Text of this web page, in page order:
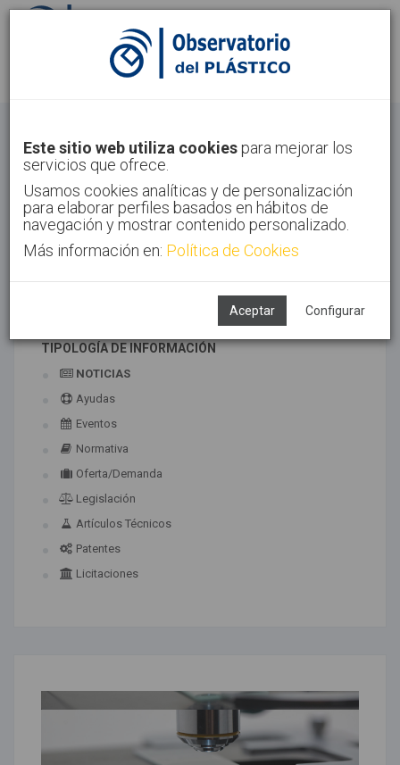
Identifícate Regístrate
Inicio Sectores Otros
Este sitio web utiliza cookies para mejorar los
servicios que ofrece.
Usamos cookies analíticas y de personalización
para elaborar perfiles basados en hábitos de
navegación y mostrar contenido personalizado.
Más información en: Política de Cookies
Aceptar Configurar
TECNOLOGÍAS ASOCIADAS
TIPOLOGÍA DE INFORMACIÓN
NOTICIAS
Ayudas
Eventos
Normativa
Oferta/Demanda
Legislación
Artículos Técnicos
Patentes
Licitaciones